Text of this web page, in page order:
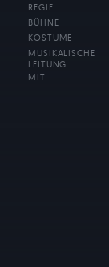
REGIE
BÜHNE
KOSTÜME
MUSIKALISCHE
LEITUNG
MIT